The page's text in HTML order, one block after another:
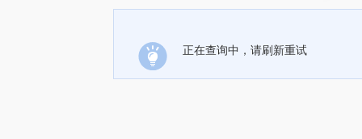
正在查询中，请刷新重试